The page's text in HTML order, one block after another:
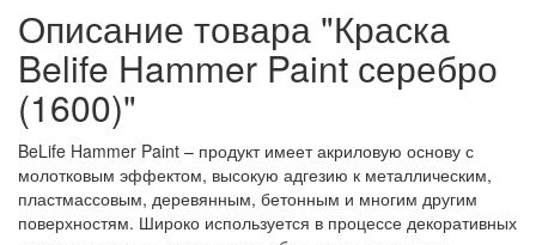
Описание товара "Краска
Belife Hammer Paint серебро
(1600)"
BeLife Hammer Paint – продукт имеет акриловую основу с
молотковым эффектом, высокую адгезию к металлическим,
пластмассовым, деревянным, бетонным и многим другим
поверхностям. Широко используется в процессе декоративных